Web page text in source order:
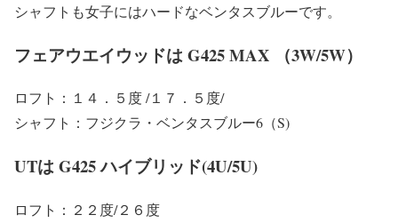
シャフトも女子にはハードなベンタスブルーです。
フェアウエイウッドは G425 MAX （3W/5W）
ロフト：１４．５度 /１７．５度/
シャフト：フジクラ・ベンタスブルー6（S)
UTは G425 ハイブリッド(4U/5U)
ロフト：２２度/２６度